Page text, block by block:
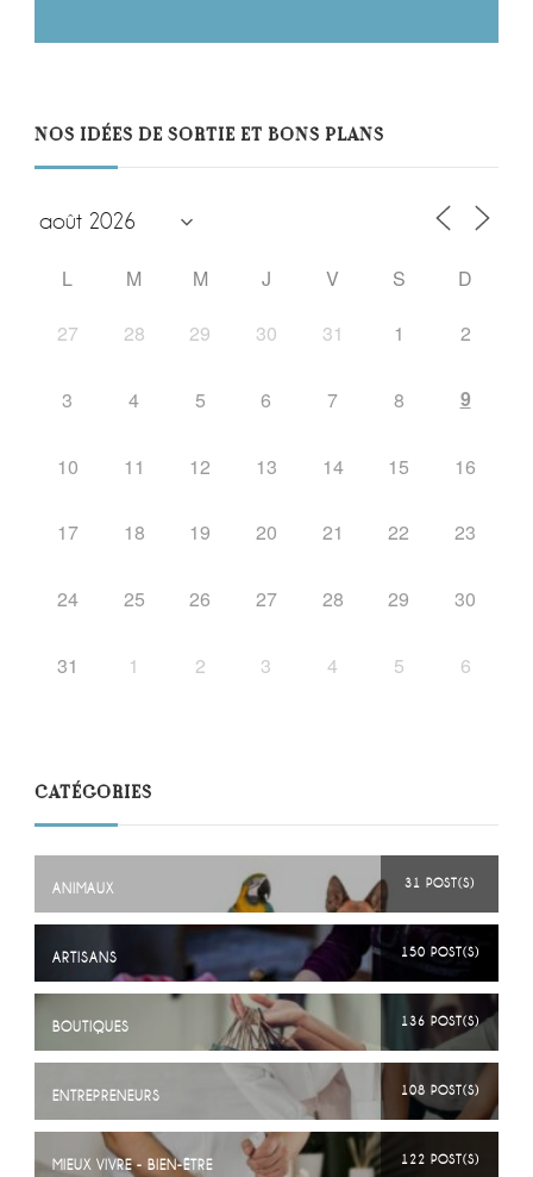
NOS IDÉES DE SORTIE ET BONS PLANS
L M M J V S
D
27
28 29 30 31 1 2
3 4 5 6 7 8 9
10 11 12 13 14 15 16
17 18 19 20 21 22 23
24 25 26 27 28 29 30
31 1 2 3 4 5 6
CATÉGORIES
ANIMAUX 31 POST(S)
ARTISANS 150 POST(S)
BOUTIQUES 136 POST(S)
ENTREPRENEURS 108 POST(S)
MIEUX VIVRE - BIEN-ÊTRE 122 POST(S)